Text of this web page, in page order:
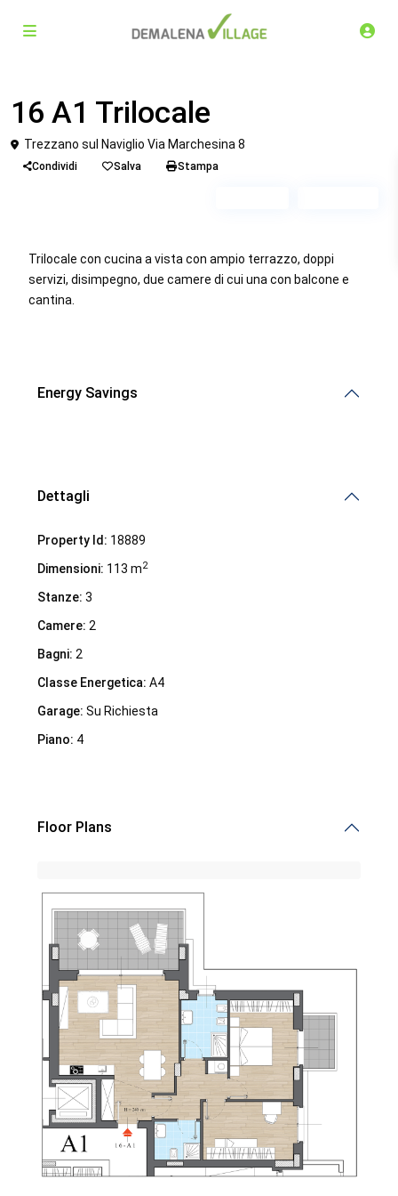
16 A1 Trilocale
Trezzano sul Naviglio Via Marchesina 8
Condividi Salva Stampa
Trilocale con cucina a vista con ampio terrazzo, doppi
servizi, disimpegno, due camere di cui una con balcone e
cantina.
Energy Savings
Dettagli
Property Id: 18889
Dimensioni: 113 m2
Stanze: 3
Camere: 2
Bagni: 2
Classe Energetica: A4
Garage: Su Richiesta
Piano: 4
Floor Plans
iHome Real Estate
Via G. Garibaldi 7
0243115458
info@ihomeitalia.it
iHome
Tipologie
Bilocale(28)
Quadrilocale(20)
Trilocale(58)